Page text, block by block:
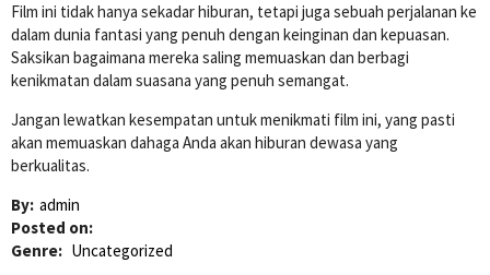
Film ini tidak hanya sekadar hiburan, tetapi juga sebuah perjalanan ke
dalam dunia fantasi yang penuh dengan keinginan dan kepuasan.
Saksikan bagaimana mereka saling memuaskan dan berbagi
kenikmatan dalam suasana yang penuh semangat.
Jangan lewatkan kesempatan untuk menikmati film ini, yang pasti
akan memuaskan dahaga Anda akan hiburan dewasa yang
berkualitas.
By: admin
Posted on:
Genre: Uncategorized